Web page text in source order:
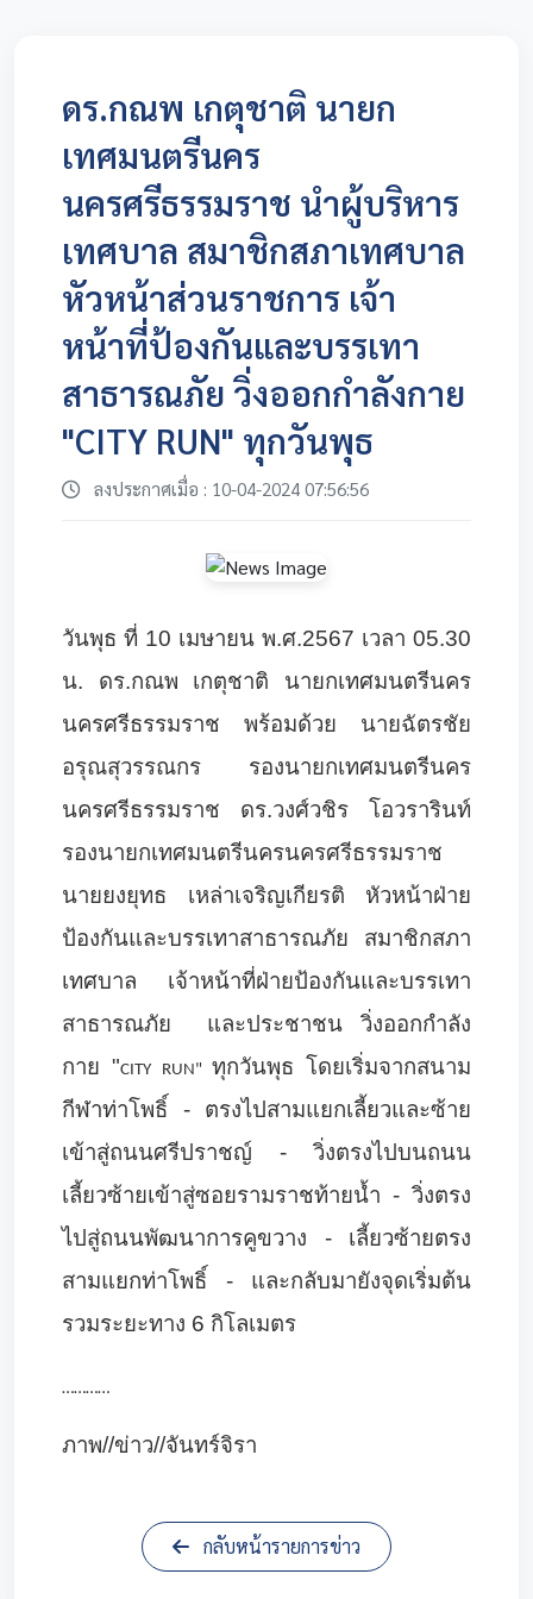
ดร.กณพ เกตุชาติ นายก
เทศมนตรีนคร
นครศรีธรรมราช นำผู้บริหาร
เทศบาล สมาชิกสภาเทศบาล
หัวหน้าส่วนราชการ เจ้า
หน้าที่ป้องกันและบรรเทา
สาธารณภัย วิ่งออกกำลังกาย
"CITY RUN" ทุกวันพุธ
ลงประกาศเมื่อ : 10-04-2024 07:56:56
วันพุธ ที่ 10 เมษายน พ.ศ.2567 เวลา 05.30
น. ดร.กณพ เกตุชาติ นายกเทศมนตรีนคร
นครศรีธรรมราช พร้อมด้วย นายฉัตรชัย
อรุณสุวรรณกร รองนายกเทศมนตรีนคร
นครศรีธรรมราช ดร.วงศ์วชิร โอวรารินท์
รองนายกเทศมนตรีนครนครศรีธรรมราช
นายยงยุทธ เหล่าเจริญเกียรติ หัวหน้าฝ่าย
ป้องกันและบรรเทาสาธารณภัย สมาชิกสภา
เทศบาล เจ้าหน้าที่ฝ่ายป้องกันและบรรเทา
สาธารณภัย และประชาชน วิ่งออกกำลัง
กาย "CITY RUN" ทุกวันพุธ โดยเริ่มจากสนาม
กีฬาท่าโพธิ์ - ตรงไปสามแยกเลี้ยวและซ้าย
เข้าสู่ถนนศรีปราชญ์ - วิ่งตรงไปบนถนน
เลี้ยวซ้ายเข้าสู่ซอยรามราชท้ายน้ำ - วิ่งตรง
ไปสู่ถนนพัฒนาการคูขวาง - เลี้ยวซ้ายตรง
สามแยกท่าโพธิ์ - และกลับมายังจุดเริ่มต้น
รวมระยะทาง 6 กิโลเมตร
…………
ภาพ//ข่าว//จันทร์จิรา
กลับหน้ารายการข่าว